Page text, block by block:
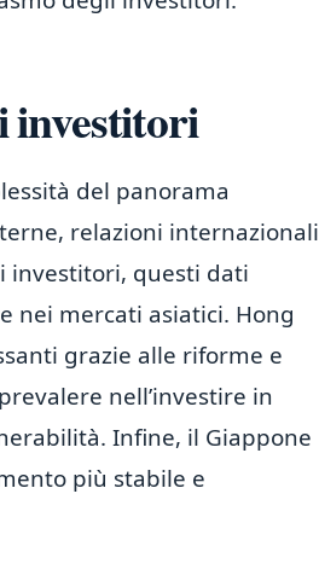
investitori
del panorama
relazioni internazionali
investitori, questi dati
nei mercati asiatici. Hong
grazie alle riforme e
nell’investire in
Infine, il Giappone
più stabile e